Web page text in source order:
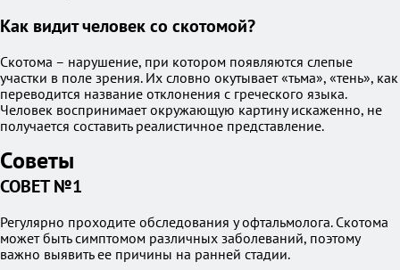
Как видит человек со скотомой?
Скотома – нарушение, при котором появляются слепые
участки в поле зрения. Их словно окутывает «тьма», «тень», как
переводится название отклонения с греческого языка.
Человек воспринимает окружающую картину искаженно, не
получается составить реалистичное представление.
Советы
СОВЕТ №1
Регулярно проходите обследования у офтальмолога. Скотома
может быть симптомом различных заболеваний, поэтому
важно выявить ее причины на ранней стадии.